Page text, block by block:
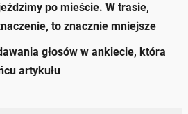
po mieście. W trasie,
to znacznie mniejsze
głosów w ankiecie, która
artykułu